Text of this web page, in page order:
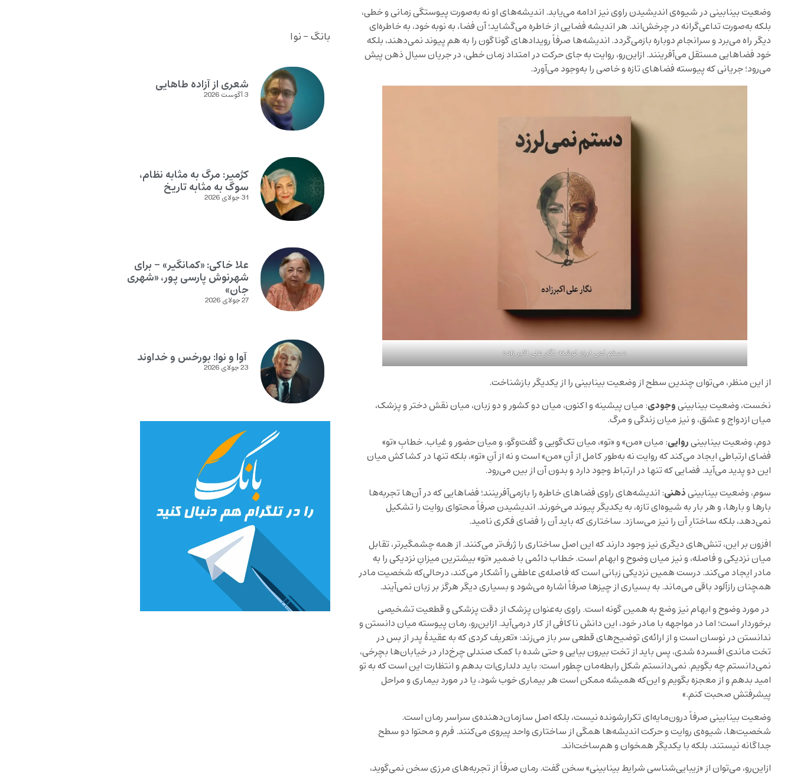
وضعیت بینابینی در شیوه‌ی اندیشیدن راوی نیز ادامه می‌یابد. اندیشه‌های او نه به‌صورت پیوستگی زمانی و خطی،
بلکه به‌صورت تداعی‌گرانه در چرخش‌اند. هر اندیشه فضایی از خاطره می‌گشاید؛ آن فضا، به نوبه خود، به خاطره‌ای
دیگر راه می‌برد و سرانجام دوباره بازمی‌گردد. اندیشه‌ها صرفاً رویدادهای گوناگون را به هم پیوند نمی‌دهند، بلکه
خود فضاهایی مستقل می‌آفرینند. ازاین‌رو، روایت به جای حرکت در امتداد زمان خطی، در جریان سیال ذهن پیش
می‌رود؛ جریانی که پیوسته فضاهای تازه‌ و خاصی را به‌وجود می‌آورد.
دستم نمی لرزد نوشته نگار علی اکبر زاده
از این منظر، می‌توان چندین سطح از وضعیت بینابینی را از یکدیگر بازشناخت.
نخست، وضعیت بینابینیوجودی: میان پیشینه و اکنون، میان دو کشور و دو زبان، میان نقش دختر و پزشک،
میان ازدواج و عشق، و نیز میان زندگی و مرگ.
دوم، وضعیت بینابینیروایی: میان «من» و «تو»، میان تک‌گویی و گفت‌وگو، و میان حضور و غیاب. خطابِ «تو»
فضای ارتباطی ایجاد می‌کند که روایت نه به‌طور کامل از آنِ «من» است و نه از آنِ «تو»، بلکه تنها در کشاکش میان
این دو پدید می‌آید. فضایی که تنها در ارتباط وجود دارد و بدون آن از بین می‌رود.
سوم، وضعیت بینابینیذهنی: اندیشه‌های راوی فضاهای خاطره را بازمی‌آفرینند؛ فضاهایی که در آن‌ها تجربه‌ها
بارها و بارها، و هر بار به شیوه‌ای تازه، به یکدیگر پیوند می‌خورند. اندیشیدن صرفاً محتوای روایت را تشکیل
نمی‌دهد، بلکه ساختارِ آن را نیز می‌سازد. ساختاری که باید آن را فضای فکری نامید.
افزون بر این، تنش‌های دیگری نیز وجود دارند که این اصل ساختاری را ژرف‌تر می‌کنند. از همه چشمگیرتر، تقابل
میان نزدیکی و فاصله، و نیز میان وضوح و ابهام است. خطاب دائمی با ضمیر «تو» بیشترین میزانِ نزدیکی را به
مادر ایجاد می‌کند. درست همین نزدیکی زبانی است که فاصله‌ی عاطفی را آشکار می‌کند، درحالی‌که شخصیت مادر
همچنان رازآلود باقی می‌ماند. به بسیاری از چیزها صرفاً اشاره می‌شود و بسیاری دیگر هرگز بر زبان نمی‌آیند.
در مورد وضوح و ابهام نیز وضع به همین گونه است. راوی به‌عنوان پزشک از دقت پزشکی و قطعیت تشخیصی
برخوردار است؛ اما در مواجهه با مادر خود، این دانش ناکافی از کار درمی‌آید. ازاین‌رو، رمان پیوسته میان دانستن و
ندانستن در نوسان است و از ارائه‌ی توضیح‌های قطعی سر باز می‌زند:‌ «تعریف کردی که به عقیدۀ پدر از بس در
تخت ماندی افسرده شدی، پس باید از تخت بیرون بیایی و حتی شده با کمک صندلی چرخ‌دار در خیابان‌ها بچرخی،
نمی‌دانستم چه بگویم. نمی‌دانستم شکل رابطه‌مان چطور است: باید دلداری‌ات بدهم و انتظارت این است که به تو
امید بدهم و از معجزه بگویم و این‌که همیشه ممکن است هر بیماری خوب شود، یا در مورد بیماری و مراحل
پیشرفتش صحبت کنم.»
وضعیت بینابینی صرفاً درون‌مایه‌ای تکرارشونده نیست، بلکه اصل سازمان‌دهنده‌ی سراسر رمان است.
شخصیت‌ها، شیوه‌ی روایت و حرکت اندیشه‌ها همگی از ساختاری واحد پیروی می‌کنند. فرم و محتوا دو سطح
جداگانه نیستند، بلکه با یکدیگر همخوان و هم‌ساخت‌اند.
ازاین‌رو، می‌توان از «زیبایی‌شناسی شرایط بینابینی» سخن گفت. رمان صرفاً از تجربه‌های مرزی سخن نمی‌گوید،
بانگ - نوا
شعری از آزاده طاهایی
3 آگوست 2026
کژمیر: مرگ به مثابه نظام،
سوگ به مثابه تاریخ
31 جولای 2026
علا خاکی: «کمانگیر» – برای
شهرنوش پارسی پور، «شهری
جان»
27 جولای 2026
آوا و نوا: بورخس و خداوند
23 جولای 2026